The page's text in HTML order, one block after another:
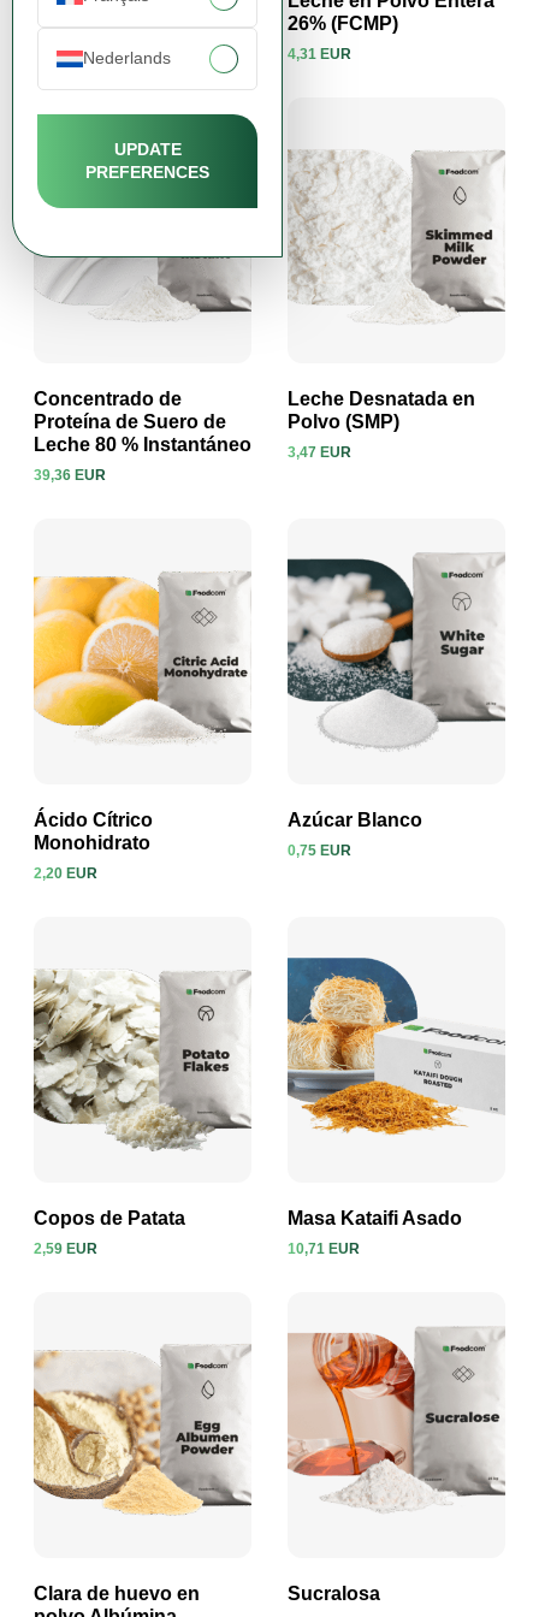
Nederlands
UPDATE
PREFERENCES
Ver producto
10-12 %
8,24 EUR Ver producto
26% (FCMP)
4,31 EUR
Concentrado de
Proteína de Suero de
Leche 80 % Instantáneo
39,36 EUR
Ver producto
Leche Desnatada en
Polvo (SMP)
3,47 EUR
Ver producto
Ácido Cítrico
Monohidrato
2,20 EUR
Azúcar Blanco
0,75 EUR
Copos de Patata
2,59 EUR
Masa Kataifi Asado
10,71 EUR
Clara de huevo en
Sucralosa